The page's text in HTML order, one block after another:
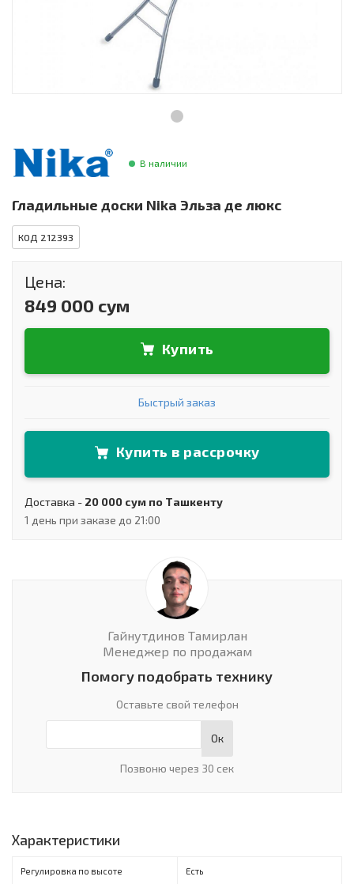
Сантехника В наличии
Гладильные доски Nika Эльза де люкс
КОД 212393
Цена:
849 000 сум
Купить
Быстрый заказ
Купить в рассрочку
Доставка - 20 000 сум по Ташкенту
1 день при заказе до 21:00
Гайнутдинов Тамирлан
Менеджер по продажам
Помогу подобрать технику
Оставьте свой телефон
Ок
Позвоню через 30 сек
Характеристики
Регулировка по высоте Есть